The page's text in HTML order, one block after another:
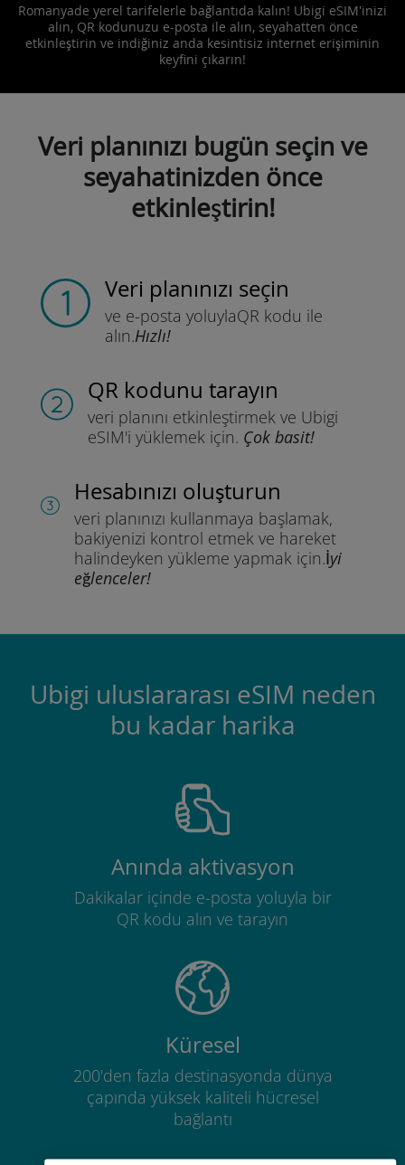
Romanyade yerel tarifelerle bağlantıda kalın! Ubigi eSIM'inizi
alın, QR kodunuzu e-posta ile alın, seyahatten önce
etkinleştirin ve indiğiniz anda kesintisiz internet erişiminin
keyfini çıkarın!
Veri planınızı bugün seçin ve
seyahatinizden önce
etkinleştirin!
Veri planınızı seçin
ve e-posta yoluylaQR kodu ile
alın.Hızlı!
QR kodunu tarayın
veri planını etkinleştirmek ve Ubigi
eSIM'i yüklemek için. Çok basit!
Hesabınızı oluşturun
veri planınızı kullanmaya başlamak,
bakiyenizi kontrol etmek ve hareket
halindeyken yükleme yapmak için.İyi
eğlenceler!
Ubigi uluslararası eSIM neden
bu kadar harika
Anında aktivasyon
Dakikalar içinde e-posta yoluyla bir
QR kodu alın ve tarayın
Küresel
200'den fazla destinasyonda dünya
çapında yüksek kaliteli hücresel
bağlantı